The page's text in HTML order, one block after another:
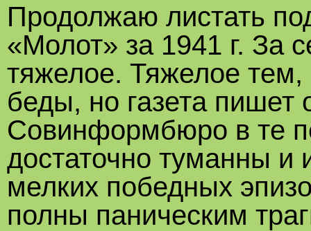
Продолжаю листать
«Молот» за 1941 г. За
тяжелое. Тяжелое
беды, но газета пишет
Совинформбюро в те
достаточно туманны и
мелких победных
полны паническим